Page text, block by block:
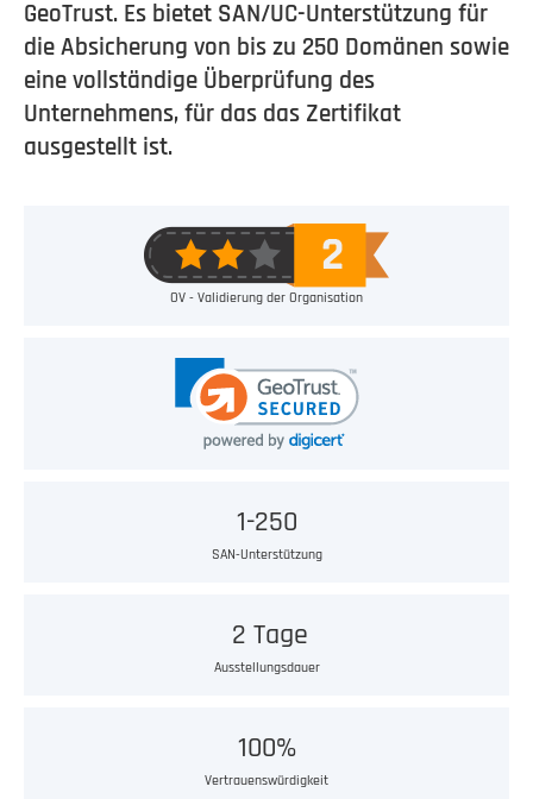
GeoTrust. Es bietet SAN/UC-Unterstützung für
die Absicherung von bis zu 250 Domänen sowie
eine vollständige Überprüfung des
Unternehmens, für das das Zertifikat
ausgestellt ist.
OV - Validierung der Organisation
1-250
SAN-Unterstützung
2 Tage
Ausstellungsdauer
100%
Vertrauenswürdigkeit